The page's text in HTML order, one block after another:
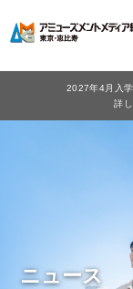
2027年4月入学
詳
ニュース